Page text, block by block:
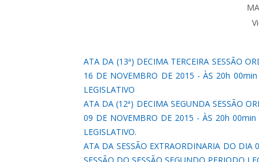
ATA DA (13ª) DECIMA TERCEIRA SESSÃO
16 DE NOVEMBRO DE 2015 - ÀS 20h 00min
LEGISLATIVO
ATA DA (12ª) DECIMA SEGUNDA SESSÃO
09 DE NOVEMBRO DE 2015 - ÀS 20h 00min
LEGISLATIVO.
ATA DA SESSÃO EXTRAORDINARIA DO